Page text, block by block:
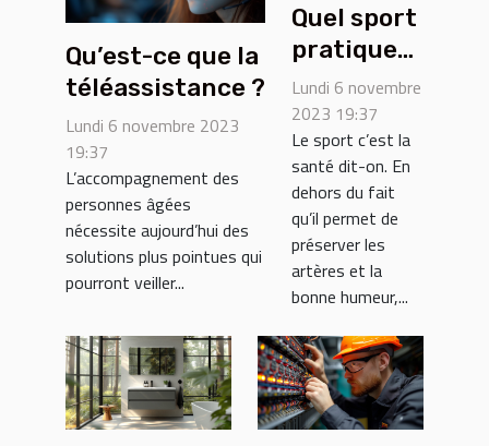
Qu’est-ce que la
téléassistance ?
Lundi 6 novembre 2023
19:37
L’accompagnement des
personnes âgées
nécessite aujourd’hui des
solutions plus pointues qui
pourront veiller...
Quel sport
pratiquer
pour
perdre du
poids ?
Lundi 6 novembre
2023 19:37
Le sport c’est la
santé dit-on. En
dehors du fait
qu’il permet de
préserver les
artères et la
bonne humeur,...